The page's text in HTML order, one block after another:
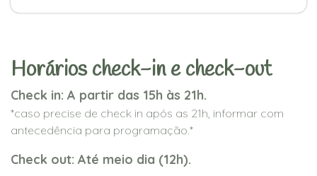
Horários check-in e check-out
Check in: A partir das 15h às 21h.
*caso precise de check in após as 21h, informar com
antecedência para programação.*
Check out: Até meio dia (12h).